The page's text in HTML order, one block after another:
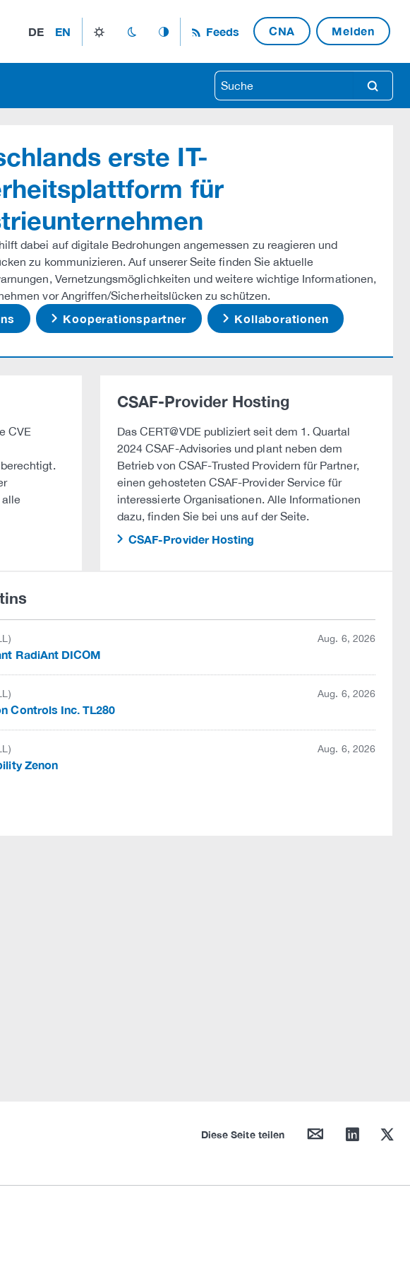
DE EN light_mode dark_mode auto_mode Feeds CNA Melden
search
erste IT-
für
dabei auf digitale Bedrohungen angemessen zu reagieren und
zu kommunizieren. Auf unserer Seite finden Sie aktuelle
Vernetzungsmöglichkeiten und weitere wichtige Informationen,
vor Angriffen/Sicherheitslücken zu schützen.
Kooperationspartner Kollaborationen
CVE
alle
CSAF-Provider Hosting
Das CERT@VDE publiziert seit dem 1. Quartal
2024 CSAF-Advisories und plant neben dem
Betrieb von CSAF-Trusted Providern für Partner,
einen gehosteten CSAF-Provider Service für
interessierte Organisationen. Alle Informationen
dazu, finden Sie bei uns auf der Seite.
CSAF-Provider Hosting
Aug. 6, 2026
RadiAnt DICOM
Aug. 6, 2026
Controls Inc. TL280
Aug. 6, 2026
Zenon
Diese Seite teilen mail linkedin twitter